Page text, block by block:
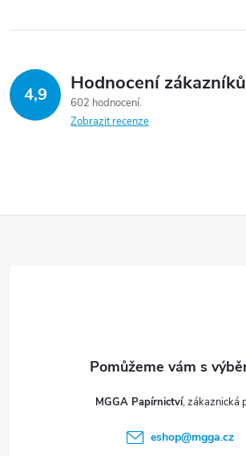
4,9 Hodnocení zákazníků
602 hodnocení
Zobrazit recenze
MGGA Papírnictví
eshop@mgga.cz